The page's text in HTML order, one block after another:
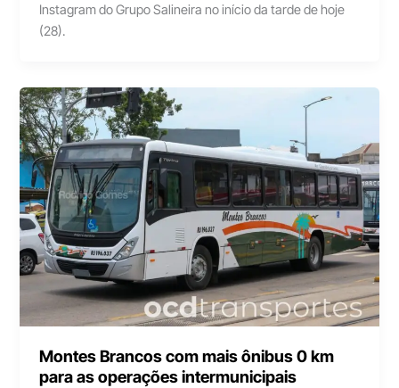
Instagram do Grupo Salineira no início da tarde de hoje
(28).
Montes Brancos com mais ônibus 0 km
para as operações intermunicipais